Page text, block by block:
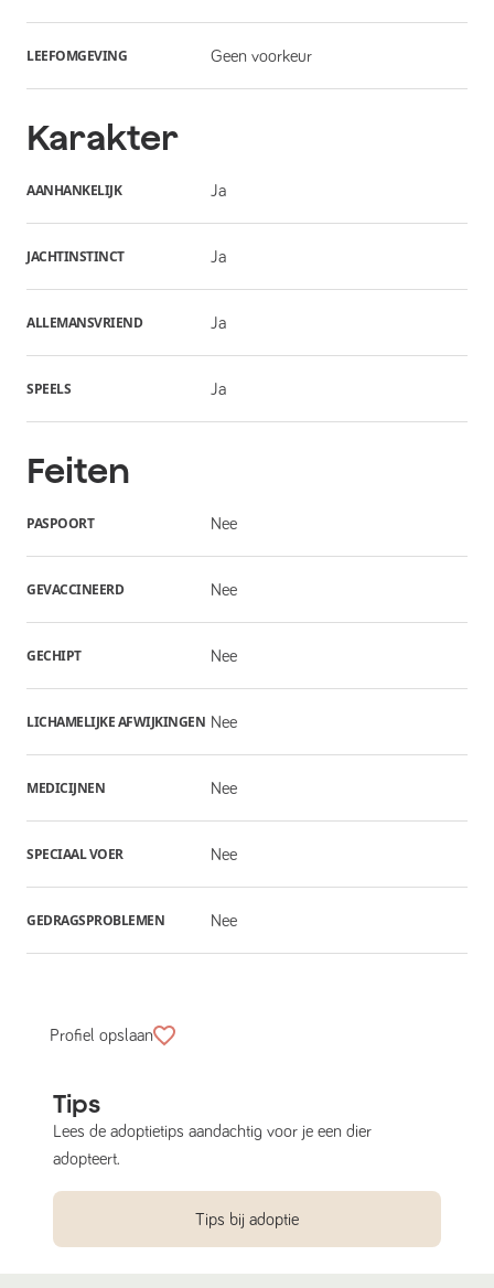
LEEFOMGEVING Geen voorkeur
Karakter
AANHANKELIJK Ja
JACHTINSTINCT Ja
ALLEMANSVRIEND Ja
SPEELS Ja
Feiten
PASPOORT Nee
GEVACCINEERD Nee
GECHIPT Nee
LICHAMELIJKE AFWIJKINGEN Nee
MEDICIJNEN Nee
SPECIAAL VOER Nee
GEDRAGSPROBLEMEN Nee
Profiel opslaan
Tips
Lees de adoptietips aandachtig voor je een dier
adopteert.
Tips bij adoptie